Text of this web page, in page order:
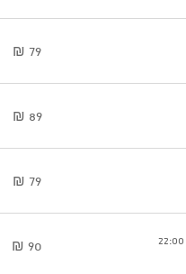
79 ₪
89 ₪
79 ₪
90 ₪